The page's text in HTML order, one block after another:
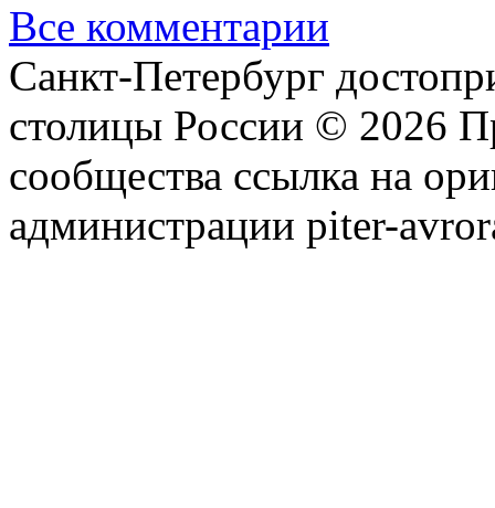
Все комментарии
Санкт-Петербург
столицы России © 2026
сообщества ссылка на
администрации piter-